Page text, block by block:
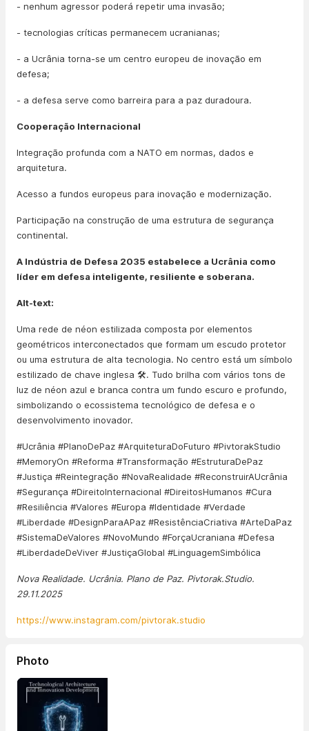
- nenhum agressor poderá repetir uma invasão;
- tecnologias críticas permanecem ucranianas;
- a Ucrânia torna-se um centro europeu de inovação em
defesa;
- a defesa serve como barreira para a paz duradoura.
Cooperação Internacional
Integração profunda com a NATO em normas, dados e
arquitetura.
Acesso a fundos europeus para inovação e modernização.
Participação na construção de uma estrutura de segurança
continental.
A Indústria de Defesa 2035 estabelece a Ucrânia como
líder em defesa inteligente, resiliente e soberana.
Alt-text:
Uma rede de néon estilizada composta por elementos
geométricos interconectados que formam um escudo protetor
ou uma estrutura de alta tecnologia. No centro está um símbolo
estilizado de chave inglesa 🛠️. Tudo brilha com vários tons de
luz de néon azul e branca contra um fundo escuro e profundo,
simbolizando o ecossistema tecnológico de defesa e o
desenvolvimento inovador.
#Ucrânia #PlanoDePaz #ArquiteturaDoFuturo #PivtorakStudio
#MemoryOn #Reforma #Transformação #EstruturaDePaz
#Justiça #Reintegração #NovaRealidade #ReconstruirAUcrânia
#Segurança #DireitoInternacional #DireitosHumanos #Cura
#Resiliência #Valores #Europa #Identidade #Verdade
#Liberdade #DesignParaAPaz #ResistênciaCriativa #ArteDaPaz
#SistemaDeValores #NovoMundo #ForçaUcraniana #Defesa
#LiberdadeDeViver #JustiçaGlobal #LinguagemSimbólica
Nova Realidade. Ucrânia. Plano de Paz. Pivtorak.Studio.
29.11.2025
https://www.instagram.com/pivtorak.studio
Photo